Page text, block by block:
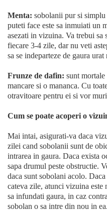
Menta: sobolanii pur si simplu
puteti face este sa inmuiati un
asezati in vizuina. Va trebui sa
fiecare 3-4 zile, dar nu veti
sa se indeparteze de gaura urat
Frunze de dafin: sunt
mancare si o mananca. Cu
otravitoare pentru ei si vor
Cum se poate acoperi o
Mai intai, asigurati-va daca
zilei cand sobolanii sunt de
intrarea in gaura. Daca exista
sapa drumul peste obstructie.
daca sunt sobolani acolo.
cateva zile, atunci vizuina
sa infundati gaura, in caz
sobolan o sa intre din nou in ea.